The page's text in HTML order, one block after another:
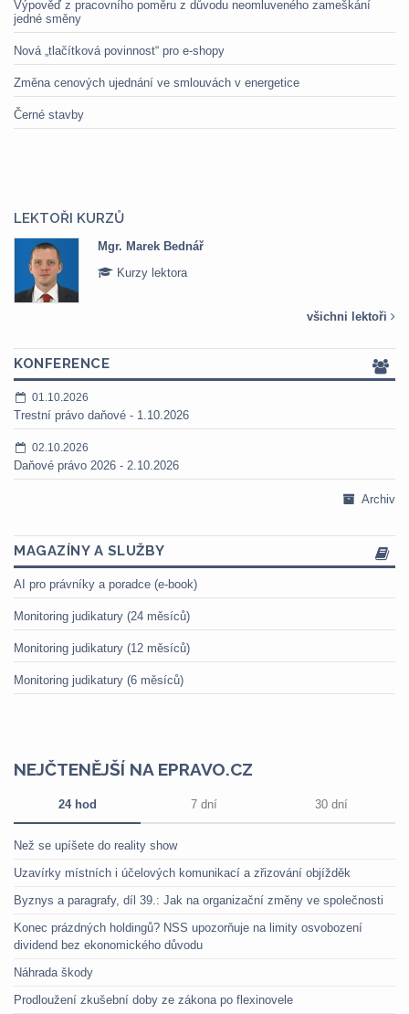
Výpověď z pracovního poměru z důvodu neomluveného zameškání
jedné směny
Nová „tlačítková povinnost“ pro e-shopy
Změna cenových ujednání ve smlouvách v energetice
Černé stavby
LEKTOŘI KURZŮ
Mgr. Marek Bednář
Kurzy lektora
všichni lektoři
KONFERENCE
01.10.2026
Trestní právo daňové - 1.10.2026
02.10.2026
Daňové právo 2026 - 2.10.2026
Archiv
MAGAZÍNY A SLUŽBY
AI pro právníky a poradce (e-book)
Monitoring judikatury (24 měsíců)
Monitoring judikatury (12 měsíců)
Monitoring judikatury (6 měsíců)
NEJČTENĚJŠÍ NA EPRAVO.CZ
24 hod 7 dní 30 dní
Než se upíšete do reality show
Uzavírky místních i účelových komunikací a zřizování objížděk
Byznys a paragrafy, díl 39.: Jak na organizační změny ve společnosti
Konec prázdných holdingů? NSS upozorňuje na limity osvobození
dividend bez ekonomického důvodu
Náhrada škody
Prodloužení zkušební doby ze zákona po flexinovele